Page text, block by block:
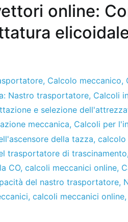
online:
, Calcolo meccanico,
Nastro trasportatore, Calcoli
e selezione
meccanica, Calcoli per
della tazza, calcolo
trasportatore di trascinamento,
CO, calcoli meccanici online,
del nastro trasportatore,
, calcoli meccanici online,